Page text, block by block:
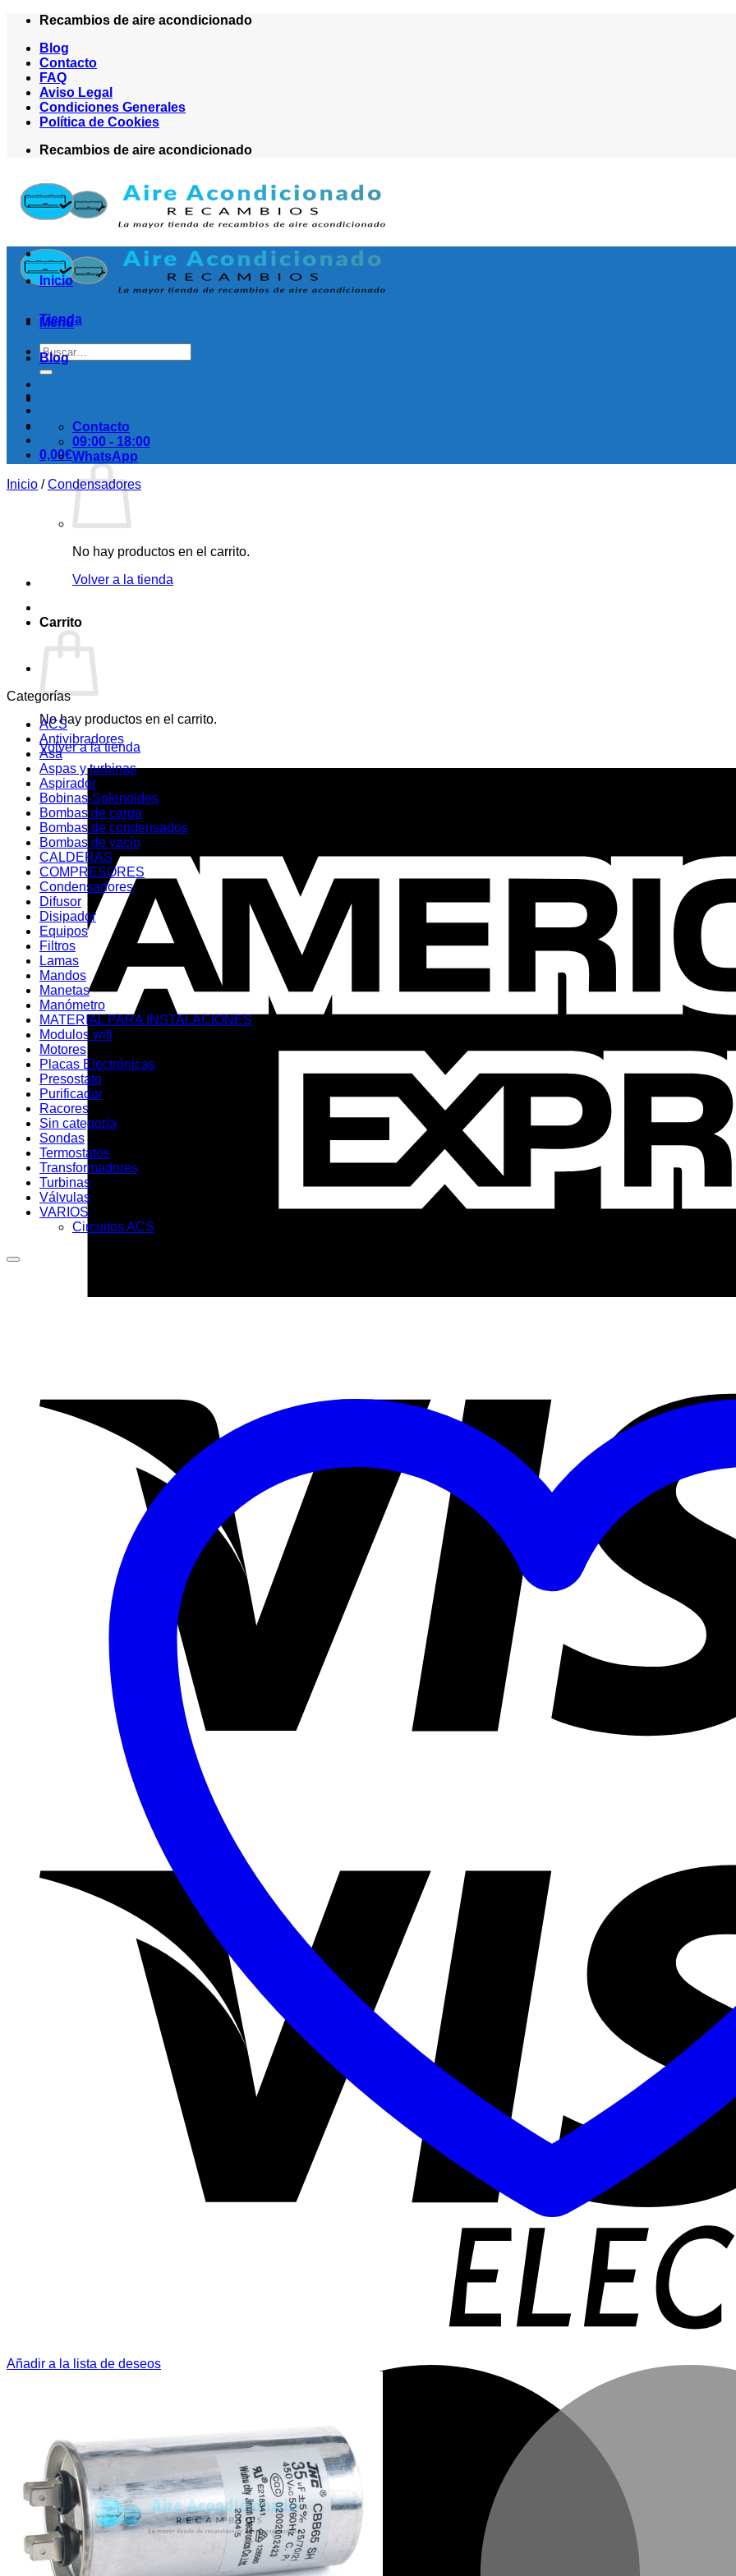
Saltar
contenido
Recambios de aire acondicionado
Blog
Contacto
FAQ
Aviso Legal
Condiciones Generales
Política de Cookies
Recambios de aire acondicionado
Menú
Buscar
por:
0,00€
No hay productos en el carrito.
Volver a la tienda
Carrito
No hay productos en el carrito.
Volver a la tienda
Inicio
Tienda
Blog
Contacto
09:00 - 18:00
WhatsApp
Inicio / Condensadores
Categorías
ACS
Antivibradores
Asa
Aspas y turbinas
Aspirador
Bobinas-Solenoides
Bombas de carga
Bombas de condensados
Bombas de vacío
CALDERAS
COMPRESORES
Condensadores
Difusor
Disipador
Equipos
Filtros
Lamas
Mandos
Manetas
Manómetro
MATERIAL PARA INSTALACIONES
Modulos wifi
Motores
Placas Electrónicas
Presostato
Purificador
Racores
Sin categoría
Sondas
Termostatos
Transformadores
Turbinas
Válvulas
VARIOS
Circuitos ACS
Añadir a la lista de deseos